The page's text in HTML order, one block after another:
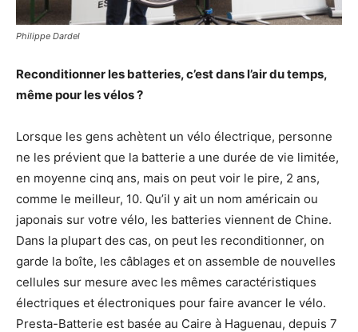
Philippe Dardel
Reconditionner les batteries, c’est dans l’air du temps,
même pour les vélos ?
Lorsque les gens achètent un vélo électrique, personne
ne les prévient que la batterie a une durée de vie limitée,
en moyenne cinq ans, mais on peut voir le pire, 2 ans,
comme le meilleur, 10. Qu’il y ait un nom américain ou
japonais sur votre vélo, les batteries viennent de Chine.
Dans la plupart des cas, on peut les reconditionner, on
garde la boîte, les câblages et on assemble de nouvelles
cellules sur mesure avec les mêmes caractéristiques
électriques et électroniques pour faire avancer le vélo.
Presta-Batterie est basée au Caire à Haguenau, depuis 7